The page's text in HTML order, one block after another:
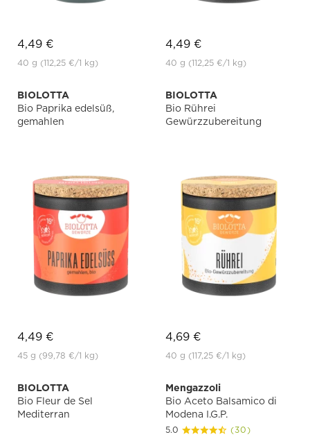
4,49 €
40 g (112,25 €/1 kg)
4,49 €
40 g (112,25 €/1 kg)
BIOLOTTA
Bio Paprika edelsüß,
gemahlen
4,49 €
45 g (99,78 €/1 kg)
BIOLOTTA
Bio Rührei
Gewürzzubereitung
4,69 €
40 g (117,25 €/1 kg)
BIOLOTTA
Bio Fleur de Sel
Mediterran
Mengazzoli
Bio Aceto Balsamico di
Modena I.G.P.
5.0 (30)